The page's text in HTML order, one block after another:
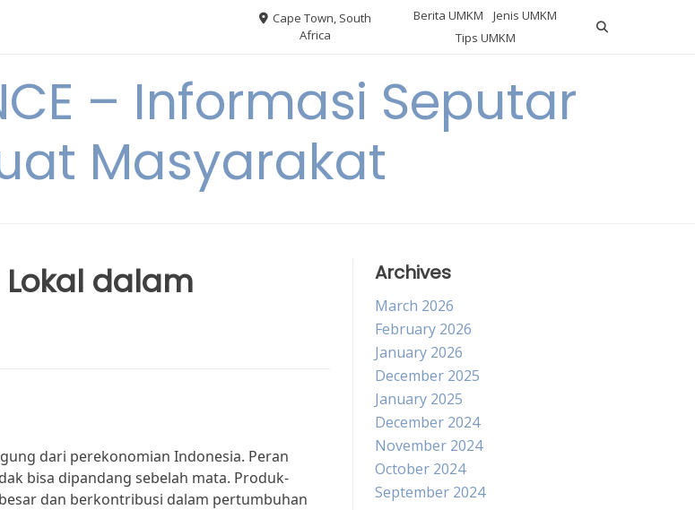
Cape Town, South
Africa
Berita UMKM
Jenis UMKM
Tips UMKM
– Informasi Seputar
Masyarakat
Lokal dalam
dari perekonomian Indonesia. Peran
bisa dipandang sebelah mata. Produk-
besar dan berkontribusi dalam pertumbuhan
Archives
March 2026
February 2026
January 2026
December 2025
January 2025
December 2024
November 2024
October 2024
September 2024